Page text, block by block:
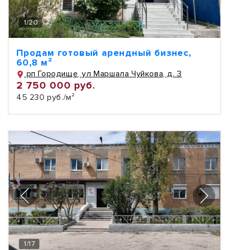
1/20
Продам готовый арендный бизнес,
60,8 м²
рп Городище, ул Маршала Чуйкова, д. 3
2 750 000 руб.
45 230 руб./м²
1/17